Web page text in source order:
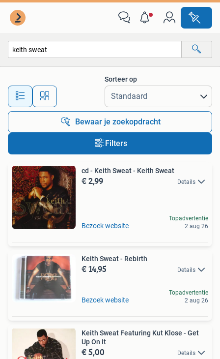
Alle afstanden…
Sorteer op
Bewaar je zoekopdracht
Filters
cd - Keith Sweat - Keith Sweat
€ 2,99 Details
Bezoek website
Topadvertentie
2 aug 26
Keith Sweat - Rebirth
€ 14,95 Details
Bezoek website
Topadvertentie
2 aug 26
Keith Sweat Featuring Kut Klose - Get
Up On It
€ 5,00 Details